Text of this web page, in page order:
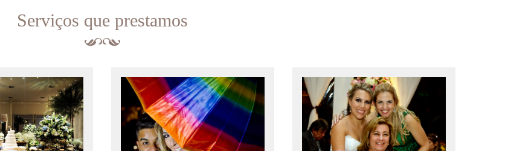
Serviços que prestamos